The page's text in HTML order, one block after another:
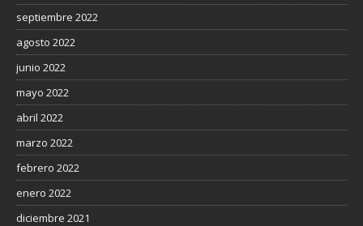
septiembre 2022
agosto 2022
junio 2022
mayo 2022
abril 2022
marzo 2022
febrero 2022
enero 2022
diciembre 2021